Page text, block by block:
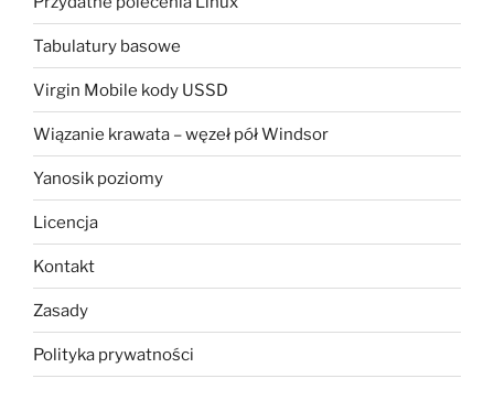
Tabulatury basowe
Virgin Mobile kody USSD
Wiązanie krawata – węzeł pół Windsor
Yanosik poziomy
Licencja
Kontakt
Zasady
Polityka prywatności